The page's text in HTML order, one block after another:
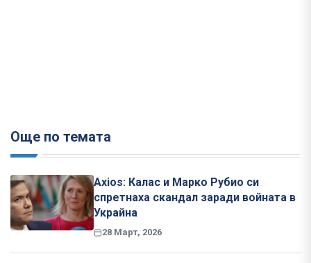
Още по темата
Axios: Калас и Марко Рубио си
спретнаха скандал заради войната в
Украйна
28 Март, 2026